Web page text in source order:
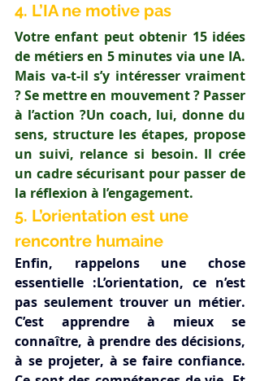
4. L’IA ne motive pas
Votre enfant peut obtenir 15 idées
de métiers en 5 minutes via une IA.
Mais va-t-il s’y intéresser vraiment
? Se mettre en mouvement ? Passer
à l’action ?Un coach, lui, donne du
sens, structure les étapes, propose
un suivi, relance si besoin. Il crée
un cadre sécurisant pour passer de
la réflexion à l’engagement.
5. L’orientation est une
rencontre humaine
Enfin, rappelons une chose
essentielle :L’orientation, ce n’est
pas seulement trouver un métier.
C’est apprendre à mieux se
connaître, à prendre des décisions,
à se projeter, à se faire confiance.